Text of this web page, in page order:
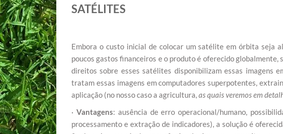
SATÉLITES
Embora o custo inicial de colocar um satélite em órbita seja
poucos gastos financeiros e o produto é oferecido globalmente,
direitos sobre esses satélites disponibilizam essas imagens
tratam essas imagens em computadores superpotentes,
aplicação (no nosso caso a agricultura,as quais veremos em
· Vantagens: ausência de erro operacional/humano,
processamento e extração de indicadores), a solução é